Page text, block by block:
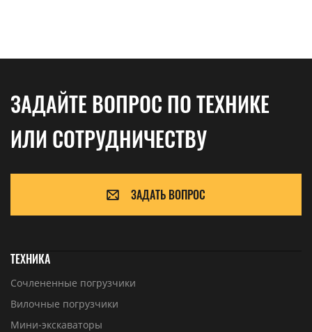
ЗАДАЙТЕ ВОПРОС ПО ТЕХНИКЕ
ИЛИ СОТРУДНИЧЕСТВУ
ЗАДАТЬ ВОПРОС
ТЕХНИКА
Сочлененные погрузчики
Вилочные погрузчики
Мини-экскаваторы